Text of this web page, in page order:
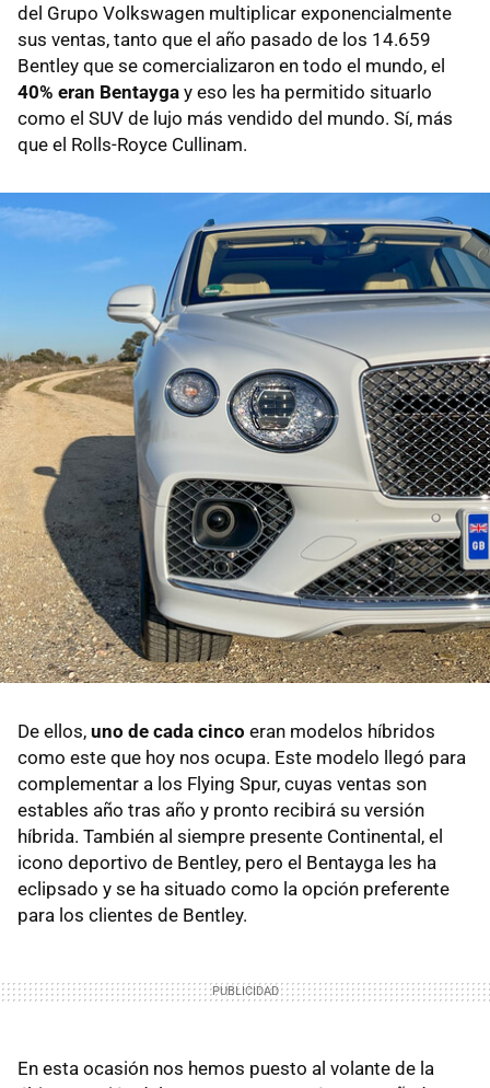
del Grupo Volkswagen multiplicar exponencialmente
sus ventas, tanto que el año pasado de los 14.659
Bentley que se comercializaron en todo el mundo, el
40% eran Bentayga y eso les ha permitido situarlo
como el SUV de lujo más vendido del mundo. Sí, más
que el Rolls-Royce Cullinam.
De ellos, uno de cada cinco eran modelos híbridos
como este que hoy nos ocupa. Este modelo llegó para
complementar a los Flying Spur, cuyas ventas son
estables año tras año y pronto recibirá su versión
híbrida. También al siempre presente Continental, el
icono deportivo de Bentley, pero el Bentayga les ha
eclipsado y se ha situado como la opción preferente
para los clientes de Bentley.
En esta ocasión nos hemos puesto al volante de la